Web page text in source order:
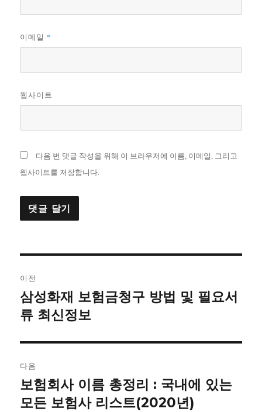
이메일 *
웹사이트
다음 번 댓글 작성을 위해 이 브라우저에 이름, 이메일, 그리고
웹사이트를 저장합니다.
내
비
게
이
션
이전
이
전
삼성화재 보험금청구 방법 및 필요서
류 최신정보
다음
다
음
보험회사 이름 총정리 : 국내에 있는
모든 보험사 리스트(2020년)